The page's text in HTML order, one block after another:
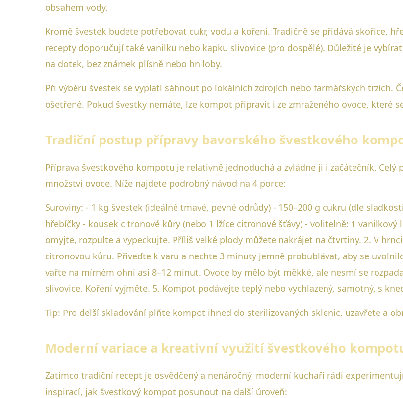
obsahem vody.
Kromě švestek budete potřebovat cukr, vodu a koření. Tradičně se přidává skořice,
recepty doporučují také vanilku nebo kapku slivovice (pro dospělé). Důležité je
na dotek, bez známek plísně nebo hniloby.
Při výběru švestek se vyplatí sáhnout po lokálních zdrojích nebo farmářských trzích.
ošetřené. Pokud švestky nemáte, lze kompot připravit i ze zmraženého ovoce, které
Tradiční postup přípravy bavorského švestkového
Příprava švestkového kompotu je relativně jednoduchá a zvládne ji i začátečník. Celý
množství ovoce. Níže najdete podrobný návod na 4 porce:
Suroviny: - 1 kg švestek (ideálně tmavé, pevné odrůdy) - 150–200 g cukru (dle
hřebíčky - kousek citronové kůry (nebo 1 lžíce citronové šťávy) - volitelně: 1 vanilkový
omyjte, rozpulte a vypeckujte. Příliš velké plody můžete nakrájet na čtvrtiny. 2. V
citronovou kůru. Přiveďte k varu a nechte 3 minuty jemně probublávat, aby se
vařte na mírném ohni asi 8–12 minut. Ovoce by mělo být měkké, ale nesmí se
slivovice. Koření vyjměte. 5. Kompot podávejte teplý nebo vychlazený, samotný, s
Tip: Pro delší skladování plňte kompot ihned do sterilizovaných sklenic, uzavřete a
Moderní variace a kreativní využití švestkového
Zatímco tradiční recept je osvědčený a nenáročný, moderní kuchaři rádi
inspirací, jak švestkový kompot posunout na další úroveň: